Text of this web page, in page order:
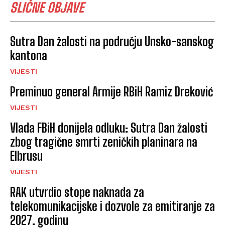
SLIČNE OBJAVE
Sutra Dan žalosti na području Unsko-sanskog
kantona
VIJESTI
Preminuo general Armije RBiH Ramiz Dreković
VIJESTI
Vlada FBiH donijela odluku: Sutra Dan žalosti
zbog tragične smrti zeničkih planinara na
Elbrusu
VIJESTI
RAK utvrdio stope naknada za
telekomunikacijske i dozvole za emitiranje za
2027. godinu